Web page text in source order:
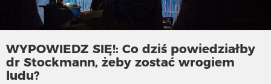
WYPOWIEDZ SIĘ!: Co dziś powiedziałby
dr Stockmann, żeby zostać wrogiem
ludu?